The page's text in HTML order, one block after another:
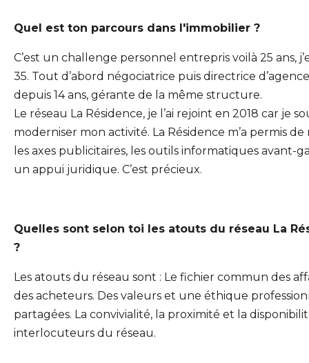
Quel est ton parcours dans l'immobilier ?
C’est un challenge personnel entrepris voilà 25 ans,
35. Tout d’abord négociatrice puis directrice
depuis 14 ans, gérante de la même structure.
Le réseau La Résidence, je l’ai rejoint en 2018 car je
moderniser mon activité. La Résidence m’a permis
les axes publicitaires, les outils informatiques avant-
un appui juridique. C’est précieux.
Quelles sont selon toi les atouts du réseau La
?
Les atouts du réseau sont : Le fichier commun des
des acheteurs. Des valeurs et une éthique
partagées. La convivialité, la proximité et la
interlocuteurs du réseau.